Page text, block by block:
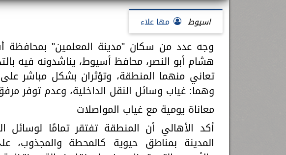
اسيوط مها علاء
وجه عدد من سكان "مدينة المعلمين" بمحافظة
هشام أبو النصر، محافظ أسيوط، يناشدونه فيه
تعاني منهما المنطقة، وتؤثران بشكل مباشر
وهما: غياب وسائل النقل الداخلية، وعدم توفر
معاناة يومية مع غياب المواصلات
أكد الأهالي أن المنطقة تفتقر تمامًا لوسائل
المدينة بمناطق حيوية كالمحطة